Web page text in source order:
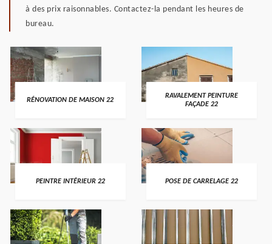
à des prix raisonnables. Contactez-la pendant les heures de
bureau.
RÉNOVATION DE MAISON 22
RAVALEMENT PEINTURE
FAÇADE 22
PEINTRE INTÉRIEUR 22 POSE DE CARRELAGE 22